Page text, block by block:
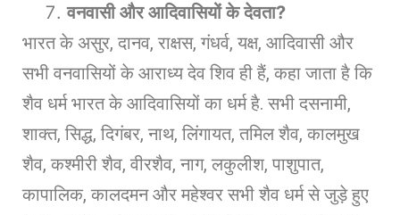
वनवासी और आदिवासियों के देवता?
भारत के असुर, दानव, राक्षस, गंधर्व, यक्ष, आदिवासी और
सभी वनवासियों के आराध्य देव शिव ही हैं, कहा जाता है कि
शैव धर्म भारत के आदिवासियों का धर्म है. सभी दसनामी,
शाक्त, सिद्ध, दिगंबर, नाथ, लिंगायत, तमिल शैव, कालमुख
शैव, कश्मीरी शैव, वीरशैव, नाग, लकुलीश, पाशुपात,
कापालिक, कालदमन और महेश्वर सभी शैव धर्म से जुड़े हुए